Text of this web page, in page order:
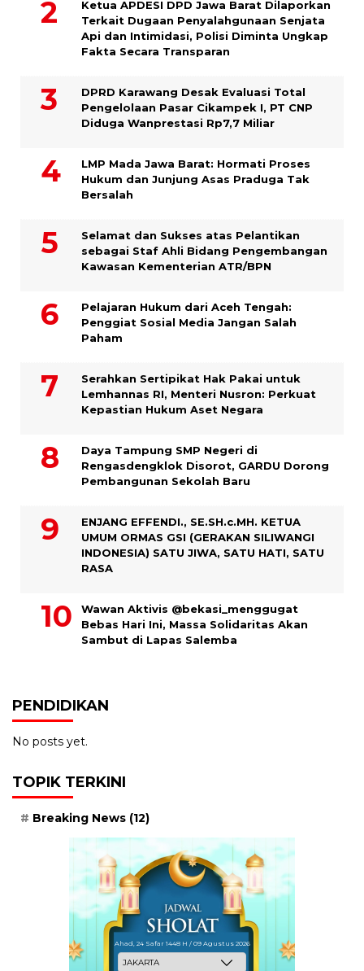
Ketua APDESI DPD Jawa Barat Dilaporkan
Terkait Dugaan Penyalahgunaan Senjata
Api dan Intimidasi, Polisi Diminta Ungkap
Fakta Secara Transparan
DPRD Karawang Desak Evaluasi Total
Pengelolaan Pasar Cikampek I, PT CNP
Diduga Wanprestasi Rp7,7 Miliar
LMP Mada Jawa Barat: Hormati Proses
Hukum dan Junjung Asas Praduga Tak
Bersalah
Selamat dan Sukses atas Pelantikan
sebagai Staf Ahli Bidang Pengembangan
Kawasan Kementerian ATR/BPN
Pelajaran Hukum dari Aceh Tengah:
Penggiat Sosial Media Jangan Salah
Paham
Serahkan Sertipikat Hak Pakai untuk
Lemhannas RI, Menteri Nusron: Perkuat
Kepastian Hukum Aset Negara
Daya Tampung SMP Negeri di
Rengasdengklok Disorot, GARDU Dorong
Pembangunan Sekolah Baru
ENJANG EFFENDI., SE.SH.c.MH. KETUA
UMUM ORMAS GSI (GERAKAN SILIWANGI
INDONESIA) SATU JIWA, SATU HATI, SATU
RASA
Wawan Aktivis @bekasi_menggugat
Bebas Hari Ini, Massa Solidaritas Akan
Sambut di Lapas Salemba
PENDIDIKAN
No posts yet.
TOPIK TERKINI
Breaking News (12)
Ahad, 24 Safar 1448 H / 09 Agustus 2026